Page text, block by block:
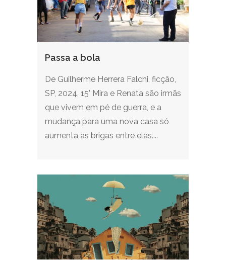
Passa a bola
De Guilherme Herrera Falchi, ficção,
SP, 2024, 15’ Mira e Renata são irmãs
que vivem em pé de guerra, e a
mudança para uma nova casa só
aumenta as brigas entre elas....